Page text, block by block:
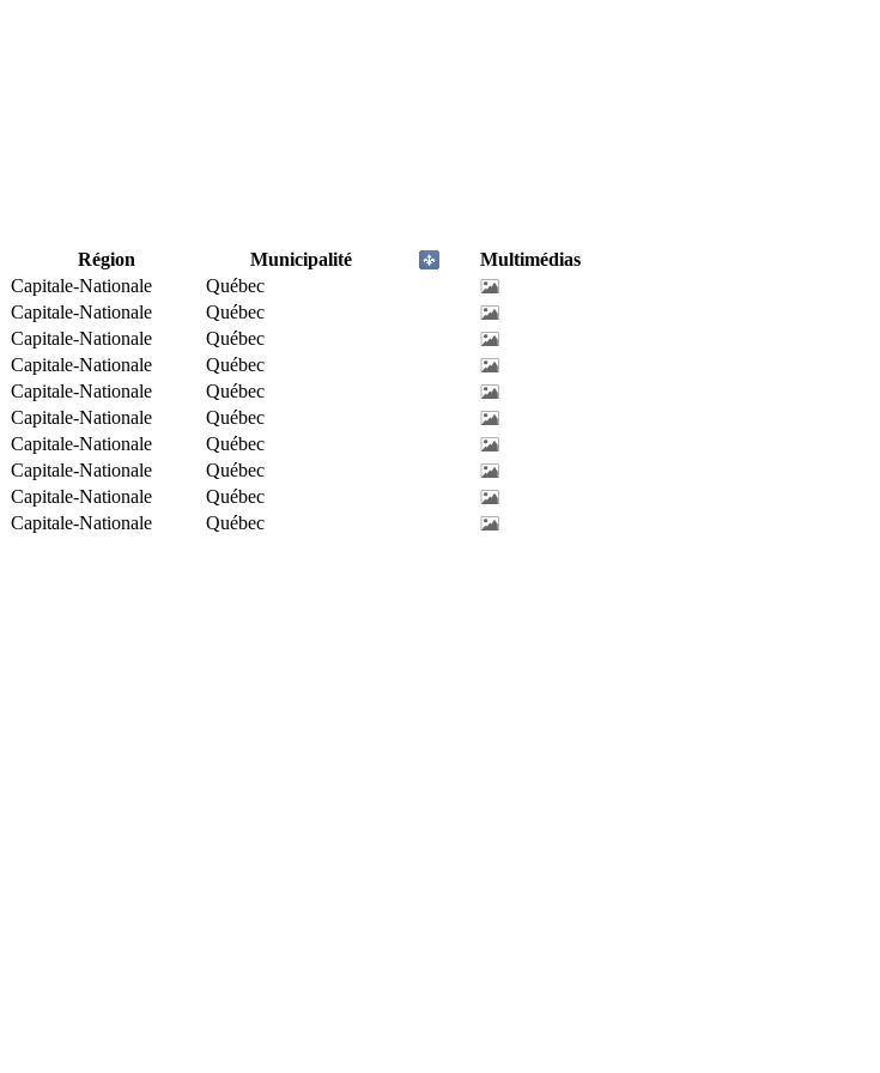
Région Municipalité
Multimédias
Capitale-Nationale
Québec
Capitale-Nationale
Québec
Capitale-Nationale
Québec
Capitale-Nationale
Québec
Capitale-Nationale
Québec
Capitale-Nationale
Québec
Capitale-Nationale
Québec
Capitale-Nationale
Québec
Capitale-Nationale
Québec
Capitale-Nationale Québec